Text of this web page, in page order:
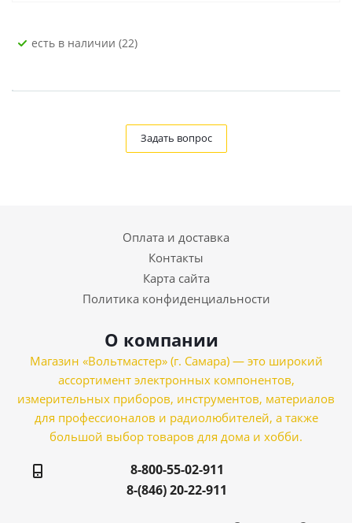
Есть в наличии (22)
Задать вопрос
Оплата и доставка
Контакты
Карта сайта
Политика конфиденциальности
О компании
Магазин «Вольтмастер» (г. Самара) — это широкий
ассортимент электронных компонентов,
измерительных приборов, инструментов, материалов
для профессионалов и радиолюбителей, а также
большой выбор товаров для дома и хобби.
8-800-55-02-911
8-(846) 20-22-911